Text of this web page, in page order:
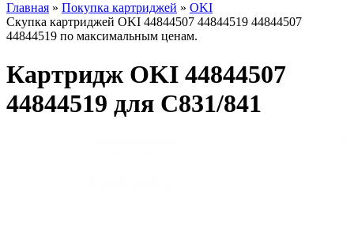
Главная » Покупка картриджей » OKI
Скупка картриджей OKI 44844507 44844519 44844507
44844519 по максимальным ценам.
Картридж OKI 44844507
44844519 для C831/841